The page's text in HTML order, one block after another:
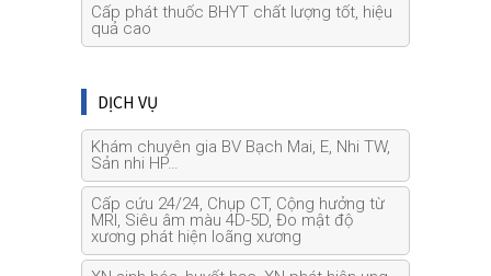
Cấp phát thuốc BHYT chất lượng tốt, hiệu
quả cao
DỊCH VỤ
Khám chuyên gia BV Bạch Mai, E, Nhi TW,
Sản nhi HP…
Cấp cứu 24/24, Chụp CT, Cộng hưởng từ
MRI, Siêu âm màu 4D-5D, Đo mật độ
xương phát hiện loãng xương